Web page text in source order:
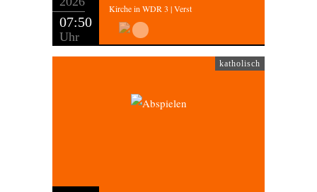
07:50
Uhr
Kirche in WDR 3 | Verst
katholisch